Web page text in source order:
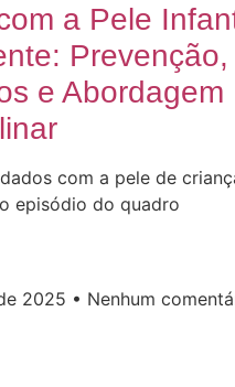
a Pele
Prevenção,
e Abordagem
com a pele de
episódio do quadro
2025
Nenhum